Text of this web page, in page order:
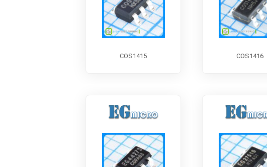
COS1416
COS1415